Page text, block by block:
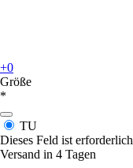
+0
Größe
*
TU
Dieses Feld ist erforderlich
Versand in 4 Tagen